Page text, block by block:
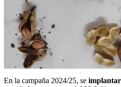
En la campaña 2024/25, se